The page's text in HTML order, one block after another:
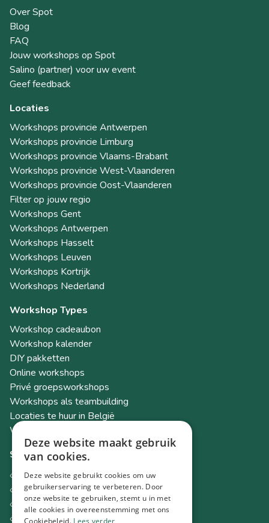
Over Spot
Blog
FAQ
Jouw workshops op Spot
Salino (partner) voor uw event
Geef feedback
Locaties
Workshops provincie Antwerpen
Workshops provincie Limburg
Workshops provincie Vlaams-Brabant
Workshops provincie West-Vlaanderen
Workshops provincie Oost-Vlaanderen
Filter op jouw regio
Workshops Gent
Workshops Antwerpen
Workshops Hasselt
Workshops Leuven
Workshops Kortrijk
Workshops Nederland
Workshop Types
Workshop cadeaubon
Workshop kalender
DIY pakketten
Online workshops
Privé groepsworkshops
Workshops als teambuilding
Locaties te huur in België
Workshop Academy
Socials
Instagram
Facebook
TikTok
LinkedIn
Deze website maakt gebruik
van cookies.
Deze website gebruikt cookies om uw
gebruikerservaring te verbeteren. Door
onze website te gebruiken, stemt u in met
alle cookies in overeenstemming met ons
Cookiebeleid. Lees verder